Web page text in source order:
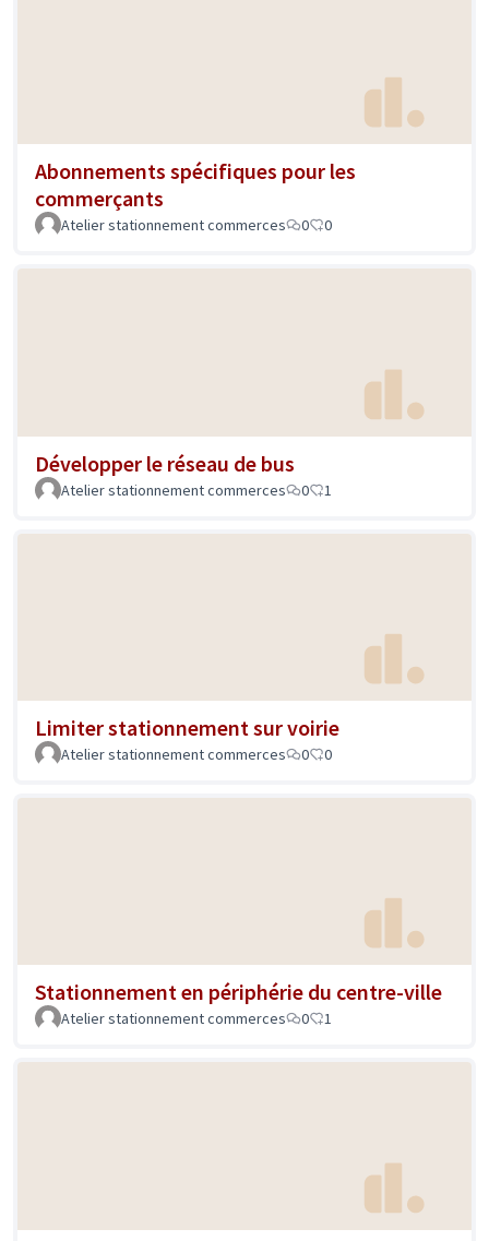
Abonnements spécifiques pour les
commerçants
Atelier stationnement commerces 0 0
Développer le réseau de bus
Atelier stationnement commerces 0 1
Limiter stationnement sur voirie
Atelier stationnement commerces 0 0
Stationnement en périphérie du centre-ville
Atelier stationnement commerces 0 1